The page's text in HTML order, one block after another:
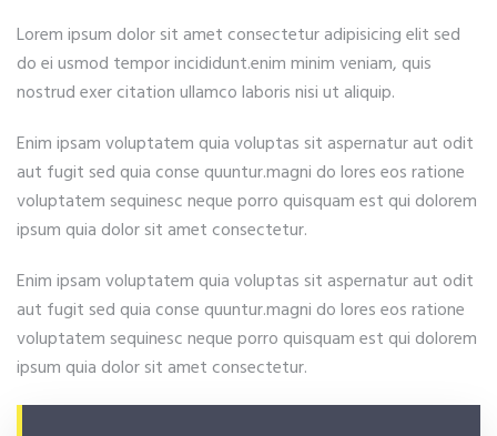
Lorem ipsum dolor sit amet consectetur adipisicing elit sed
do ei usmod tempor incididunt.enim minim veniam, quis
nostrud exer citation ullamco laboris nisi ut aliquip.
Enim ipsam voluptatem quia voluptas sit aspernatur aut odit
aut fugit sed quia conse quuntur.magni do lores eos ratione
voluptatem sequinesc neque porro quisquam est qui dolorem
ipsum quia dolor sit amet consectetur.
Enim ipsam voluptatem quia voluptas sit aspernatur aut odit
aut fugit sed quia conse quuntur.magni do lores eos ratione
voluptatem sequinesc neque porro quisquam est qui dolorem
ipsum quia dolor sit amet consectetur.